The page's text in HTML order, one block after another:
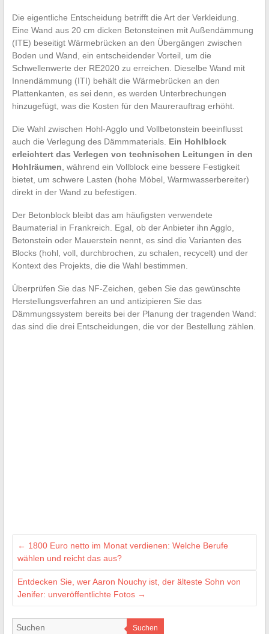
Die eigentliche Entscheidung betrifft die Art der Verkleidung.
Eine Wand aus 20 cm dicken Betonsteinen mit Außendämmung
(ITE) beseitigt Wärmebrücken an den Übergängen zwischen
Boden und Wand, ein entscheidender Vorteil, um die
Schwellenwerte der RE2020 zu erreichen. Dieselbe Wand mit
Innendämmung (ITI) behält die Wärmebrücken an den
Plattenkanten, es sei denn, es werden Unterbrechungen
hinzugefügt, was die Kosten für den Maurerauftrag erhöht.
Die Wahl zwischen Hohl-Agglo und Vollbetonstein beeinflusst
auch die Verlegung des Dämmmaterials. Ein Hohlblock
erleichtert das Verlegen von technischen Leitungen in den
Hohlräumen , während ein Vollblock eine bessere Festigkeit
bietet, um schwere Lasten (hohe Möbel, Warmwasserbereiter)
direkt in der Wand zu befestigen.
Der Betonblock bleibt das am häufigsten verwendete
Baumaterial in Frankreich. Egal, ob der Anbieter ihn Agglo,
Betonstein oder Mauerstein nennt, es sind die Varianten des
Blocks (hohl, voll, durchbrochen, zu schalen, recycelt) und der
Kontext des Projekts, die die Wahl bestimmen.
Überprüfen Sie das NF-Zeichen, geben Sie das gewünschte
Herstellungsverfahren an und antizipieren Sie das
Dämmungssystem bereits bei der Planung der tragenden Wand:
das sind die drei Entscheidungen, die vor der Bestellung zählen.
← 1800 Euro netto im Monat verdienen: Welche Berufe
wählen und reicht das aus?
Entdecken Sie, wer Aaron Nouchy ist, der älteste Sohn von
Jenifer: unveröffentlichte Fotos →
Suchen